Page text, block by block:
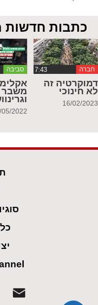
כתבות חדשות
חברה
דמוקרטיה זה
לא חינוכי
16/02/2023
סביבה
משבר
05/2022